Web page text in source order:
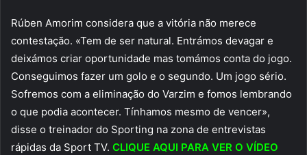
Rúben Amorim considera que a vitória não merece
contestação. «Tem de ser natural. Entrámos devagar e
deixámos criar oportunidade mas tomámos conta do jogo.
Conseguimos fazer um golo e o segundo. Um jogo sério.
Sofremos com a eliminação do Varzim e fomos lembrando
o que podia acontecer. Tínhamos mesmo de vencer»,
disse o treinador do Sporting na zona de entrevistas
rápidas da Sport TV. CLIQUE AQUI PARA VER O VÍDEO